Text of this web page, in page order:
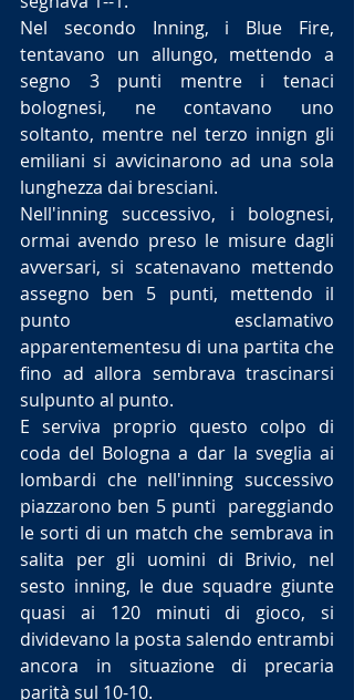
Nel secondo Inning, i Blue Fire,
tentavano un allungo, mettendo a
segno 3 punti mentre i tenaci
bolognesi, ne contavano uno
soltanto, mentre nel terzo innign gli
emiliani si avvicinarono ad una sola
lunghezza dai bresciani.
Nell'inning successivo, i bolognesi,
ormai avendo preso le misure dagli
avversari, si scatenavano mettendo
assegno ben 5 punti, mettendo il
punto esclamativo
apparentementesu di una partita che
fino ad allora sembrava trascinarsi
sulpunto al punto.
E serviva proprio questo colpo di
coda del Bologna a dar la sveglia ai
lombardi che nell'inning successivo
piazzarono ben 5 punti  pareggiando
le sorti di un match che sembrava in
salita per gli uomini di Brivio, nel
sesto inning, le due squadre giunte
quasi ai 120 minuti di gioco, si
dividevano la posta salendo entrambi
ancora in situazione di precaria
parità sul 10-10.